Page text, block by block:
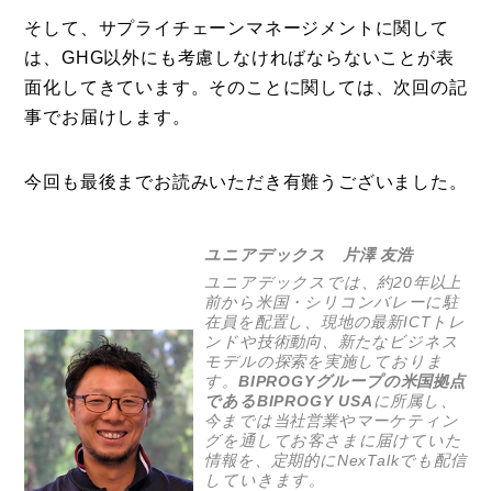
そして、サプライチェーンマネージメントに関して
は、GHG以外にも考慮しなければならないことが表
面化してきています。そのことに関しては、次回の記
事でお届けします。
今回も最後までお読みいただき有難うございました。
ユニアデックス 片澤 友浩
ユニアデックスでは、約20年以上
前から米国・シリコンバレーに駐
在員を配置し、現地の最新ICTトレ
ンドや技術動向、新たなビジネス
モデルの探索を実施しておりま
す。BIPROGYグループの米国拠点
であるBIPROGY USA に所属し、
今までは当社営業やマーケティン
グを通してお客さまに届けていた
情報を、定期的にNexTalkでも配信
していきます。